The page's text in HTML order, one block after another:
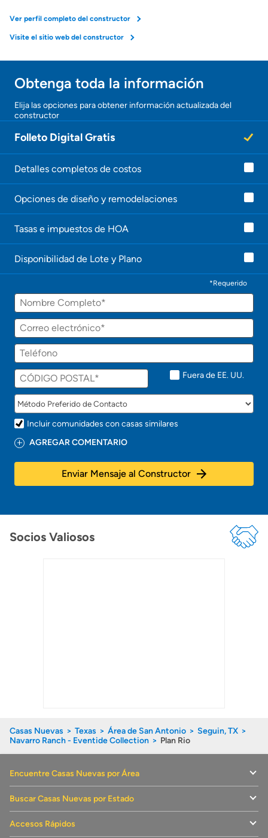
Ver perfil completo del constructor
Visite el sitio web del constructor
Obtenga toda la información
Elija las opciones para obtener información actualizada del
constructor
Folleto Digital Gratis
Detalles completos de costos
Opciones de diseño y remodelaciones
Tasas e impuestos de HOA
Disponibilidad de Lote y Plano
*Requerido
Fuera de EE. UU.
Incluir comunidades con casas similares
AGREGAR COMENTARIO
Enviar Mensaje al Constructor
Socios Valiosos
Casas Nuevas Texas Área de San Antonio
Seguin, TX
Navarro Ranch - Eventide Collection
Plan Rio
Encuentre Casas Nuevas por Área
Buscar Casas Nuevas por Estado
Accesos Rápidos